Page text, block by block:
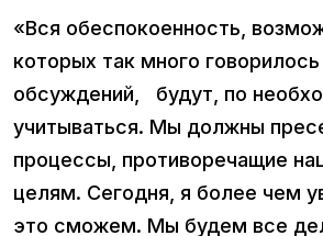
«Вся обеспокоенность,
которых так много
обсуждений, будут, по
учитываться. Мы должны
процессы, противоречащие
целям. Сегодня, я более чем
это сможем. Мы будем все